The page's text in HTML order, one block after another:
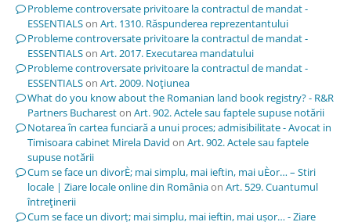
Probleme controversate privitoare la contractul de mandat -
ESSENTIALSon Art. 1310. Răspunderea reprezentantului
Probleme controversate privitoare la contractul de mandat -
ESSENTIALSon Art. 2017. Executarea mandatului
Probleme controversate privitoare la contractul de mandat -
ESSENTIALSon Art. 2009. Noţiunea
What do you know about the Romanian land book registry? - R&R
Partners Buchareston Art. 902. Actele sau faptele supuse notării
Notarea în cartea funciară a unui proces; admisibilitate - Avocat in
Timisoara cabinet Mirela David on Art. 902. Actele sau faptele
supuse notării
Cum se face un divorÈ; mai simplu, mai ieftin, mai uÈor… – Stiri
locale | Ziare locale online din Româniaon Art. 529. Cuantumul
întreţinerii
Cum se face un divorț; mai simplu, mai ieftin, mai ușor… - Ziare